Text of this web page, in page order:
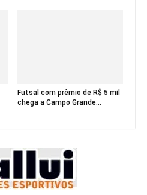
Futsal com prêmio de R$ 5 mil
chega a Campo Grande...